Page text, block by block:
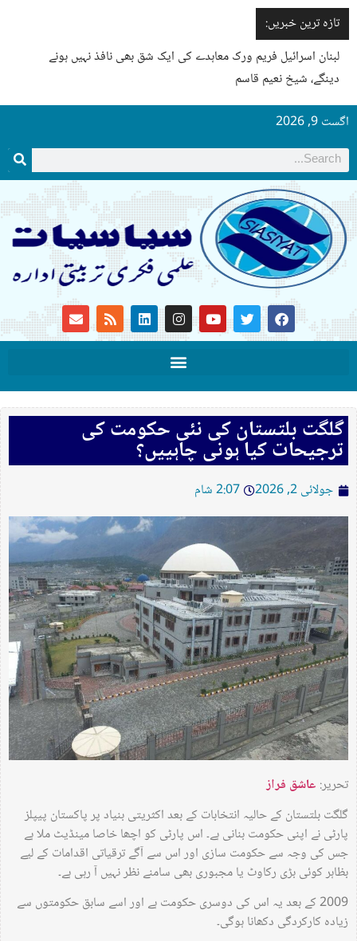
تازہ ترین خبریں:
لبنان اسرائیل فریم ورک معاہدے کی ایک شق بھی نافذ نہیں ہونے
دینگے، شیخ نعیم قاسم
اگست 9, 2026
گلگت بلتستان کی نئی حکومت کی
ترجیحات کیا ہونی چاہییں؟
جولائی 2, 2026 2:07 شام
تحریر:عاشق فراز
گلگت بلتستان کے حالیہ انتخابات کے بعد اکثریتی بنیاد پر پاکستان پیپلز
پارٹی نے اپنی حکومت بنانی ہے۔ اس پارٹی کو اچھا خاصا مینڈیٹ ملا ہے
جس کی وجہ سے حکومت سازی اور اس سے آگے ترقیاتی اقدامات کے لیے
بظاہر کوئی بڑی رکاوٹ یا مجبوری بھی سامنے نظر نہیں آ رہی ہے۔
2009 کے بعد یہ اس کی دوسری حکومت ہے اور اسے سابق حکومتوں سے
زیادہ کارکردگی دکھانا ہوگی۔